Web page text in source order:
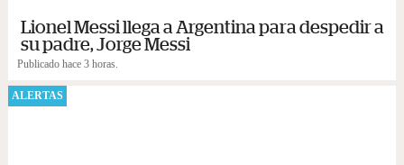
Lionel Messi llega a Argentina para despedir a
su padre, Jorge Messi
Publicado hace 3 horas.
ALERTAS